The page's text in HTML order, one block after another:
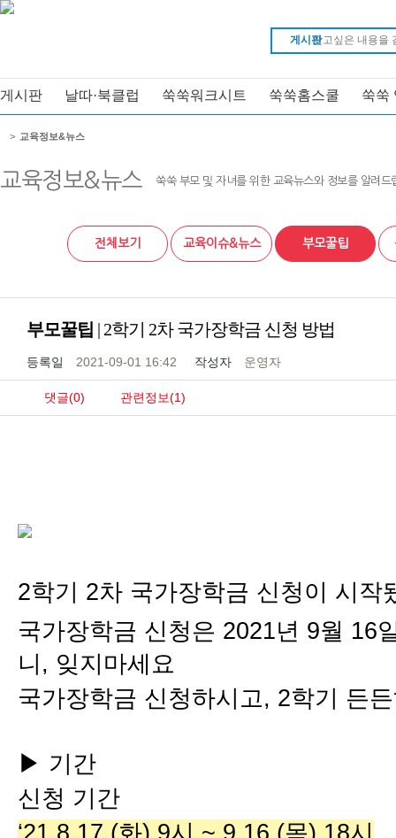
게시판
게시판 날따·북클럽 쑥쑥워크시트 쑥쑥홈스쿨 쑥쑥
교육정보&뉴스 쑥쑥 부모 및 자녀를 위한 교육뉴스와 정보를 알려드
> 교육정보&뉴스
전체보기 교육이슈&뉴스 부모꿀팁
부모꿀팁 | 2학기 2차 국가장학금 신청 방법
등록일 2021-09-01 16:42 작성자 운영자
댓글(0) 관련정보(1)
2학기 2차 국가장학금 신청이 시작
국가장학금 신청은 2021년 9월 16
니, 잊지마세요
국가장학금 신청하시고, 2학기 든
▶ 기간
신청 기간
‘21.8.17.(화) 9시 ~ 9.16.(목) 18시